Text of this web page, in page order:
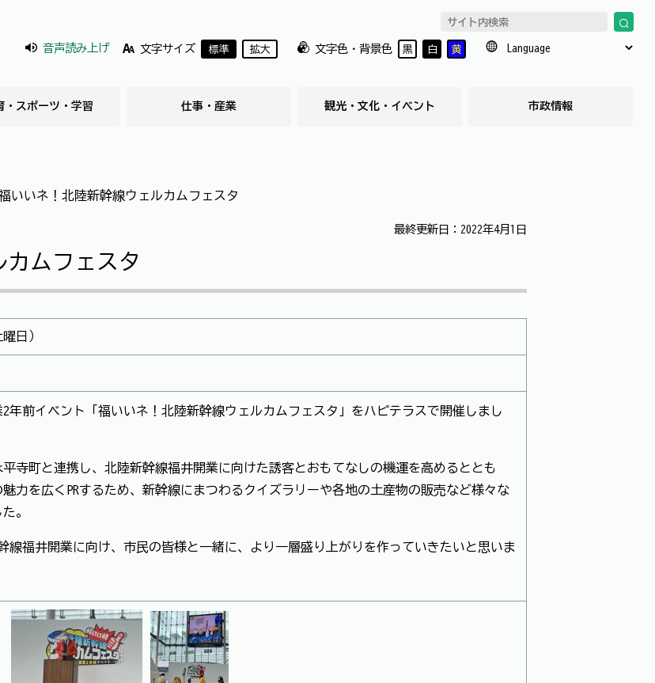
音声読み上げ 文字サイズ 標準 拡大 文字色・背景色 黒 白 黄
・スポーツ・学習 仕事・産業 観光・文化・イベント 市政情報
いいネ！北陸新幹線ウェルカムフェスタ
最終更新日：2022年4月1日
ムフェスタ
日）
年前イベント「福いいネ！北陸新幹線ウェルカムフェスタ」をハピテラスで開催しまし
寺町と連携し、北陸新幹線福井開業に向けた誘客とおもてなしの機運を高めるととも
力を広くPRするため、新幹線にまつわるクイズラリーや各地の土産物の販売など様々な
。
線福井開業に向け、市民の皆様と一緒に、より一層盛り上がりを作っていきたいと思いま